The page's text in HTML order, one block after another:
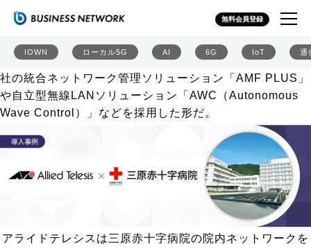
無料会員登録
IOWN ローカル5G AI 6G IoT 通
アライドテレシス、三原赤十字病院の院内ネットワークを
刷新 少人数運用でも安定稼働を支援
アライドテレシスは2026年8月7日、広島県三原市の三原
赤十字病院の院内ネットワークを刷新したと発表した。同
社の統合ネットワーク管理ソリューション「AMF PLUS」
や自立型無線LANソリューション「AWC（Autonomous
Wave Control）」などを採用した形だ。
アライドテレシスは三原赤十字病院の院内ネットワークを